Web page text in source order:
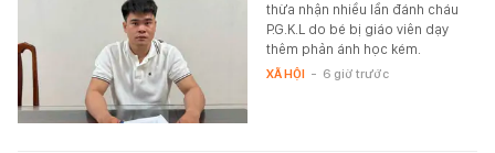
thừa nhận nhiều lần đánh cháu
P.G.K.L do bé bị giáo viên dạy
thêm phản ánh học kém.
XÃ HỘI - 6 giờ trước